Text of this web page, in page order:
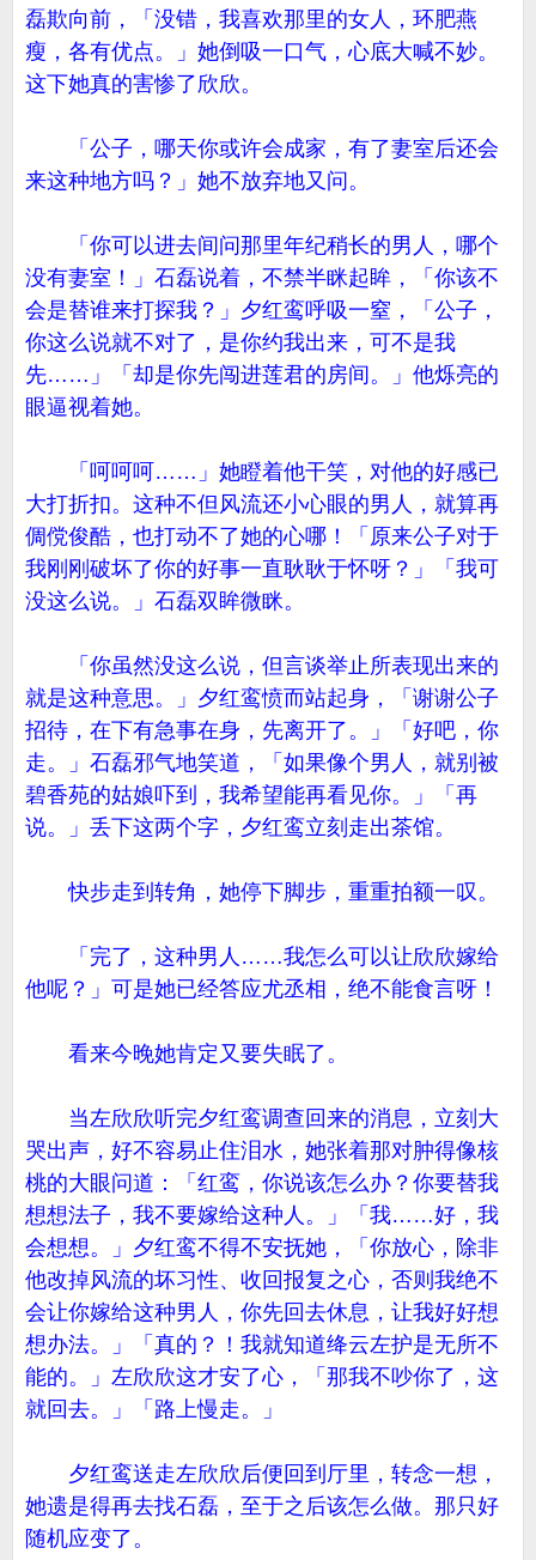
磊欺向前，「没错，我喜欢那里的女人，环肥燕
瘦，各有优点。」她倒吸一口气，心底大喊不妙。
这下她真的害惨了欣欣。
「公子，哪天你或许会成家，有了妻室后还会
来这种地方吗？」她不放弃地又问。
「你可以进去间问那里年纪稍长的男人，哪个
没有妻室！」石磊说着，不禁半眯起眸，「你该不
会是替谁来打探我？」夕红鸾呼吸一窒，「公子，
你这么说就不对了，是你约我出来，可不是我
先……」「却是你先闯进莲君的房间。」他烁亮的
眼逼视着她。
「呵呵呵……」她瞪着他干笑，对他的好感已
大打折扣。这种不但风流还小心眼的男人，就算再
倜傥俊酷，也打动不了她的心哪！「原来公子对于
我刚刚破坏了你的好事一直耿耿于怀呀？」「我可
没这么说。」石磊双眸微眯。
「你虽然没这么说，但言谈举止所表现出来的
就是这种意思。」夕红鸾愤而站起身，「谢谢公子
招待，在下有急事在身，先离开了。」「好吧，你
走。」石磊邪气地笑道，「如果像个男人，就别被
碧香苑的姑娘吓到，我希望能再看见你。」「再
说。」丢下这两个字，夕红鸾立刻走出茶馆。
快步走到转角，她停下脚步，重重拍额一叹。
「完了，这种男人……我怎么可以让欣欣嫁给
他呢？」可是她已经答应尤丞相，绝不能食言呀！
看来今晚她肯定又要失眠了。
当左欣欣听完夕红鸾调查回来的消息，立刻大
哭出声，好不容易止住泪水，她张着那对肿得像核
桃的大眼问道：「红鸾，你说该怎么办？你要替我
想想法子，我不要嫁给这种人。」「我……好，我
会想想。」夕红鸾不得不安抚她，「你放心，除非
他改掉风流的坏习性、收回报复之心，否则我绝不
会让你嫁给这种男人，你先回去休息，让我好好想
想办法。」「真的？！我就知道绛云左护是无所不
能的。」左欣欣这才安了心，「那我不吵你了，这
就回去。」「路上慢走。」
夕红鸾送走左欣欣后便回到厅里，转念一想，
她遗是得再去找石磊，至于之后该怎么做。那只好
随机应变了。